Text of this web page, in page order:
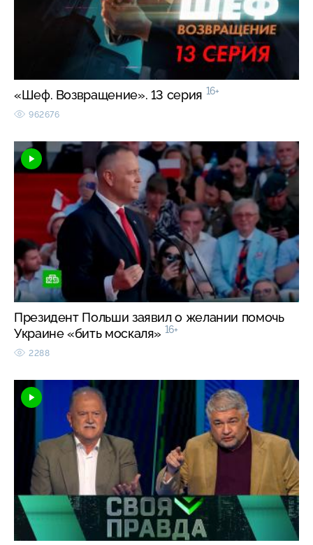
«Шеф. Возвращение». 13 серия 16+
962676
Президент Польши заявил о желании помочь
Украине «бить москаля» 16+
2288